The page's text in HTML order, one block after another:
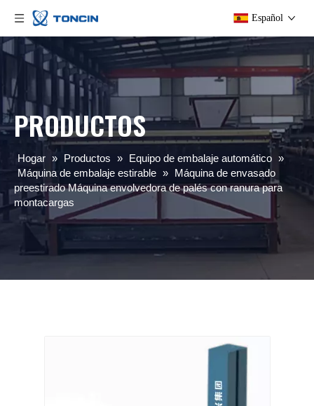
Español
PRODUCTOS
Hogar » Productos » Equipo de embalaje automático »
Máquina de embalaje estirable » Máquina de envasado
preestirado Máquina envolvedora de palés con ranura para
montacargas